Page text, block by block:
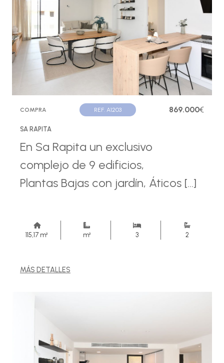
COMPRA REF. A1203 869.000€
SA RAPITA
En Sa Rapita un exclusivo
complejo de 9 edificios,
Plantas Bajas con jardín, Áticos [...]
115,17 m² m² 3 2
MÁS DETALLES